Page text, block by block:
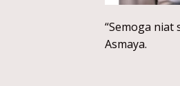
“Semoga niat
Asmaya.